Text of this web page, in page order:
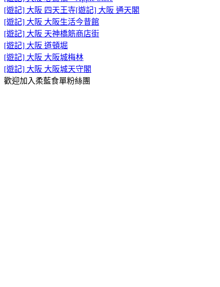
[遊記] 大阪 四天王寺[遊記] 大阪 通天閣
[遊記] 大阪 大阪生活今昔館
[遊記] 大阪 天神橋筋商店街
[遊記] 大阪 道頓堀
[遊記] 大阪 大阪城梅林
[遊記] 大阪 大阪城天守閣
歡迎加入柔藍食單粉絲團